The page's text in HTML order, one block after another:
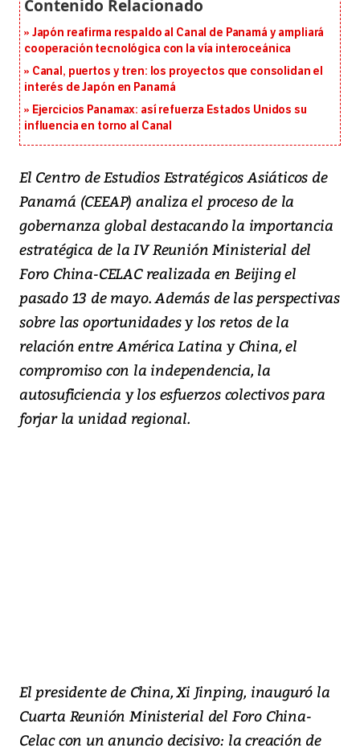
Japón reafirma respaldo al Canal de Panamá y ampliará
cooperación tecnológica con la vía interoceánica
Canal, puertos y tren: los proyectos que consolidan el
interés de Japón en Panamá
Ejercicios Panamax: así refuerza Estados Unidos su
influencia en torno al Canal
El Centro de Estudios Estratégicos Asiáticos de
Panamá (CEEAP) analiza el proceso de la
gobernanza global destacando la importancia
estratégica de la IV Reunión Ministerial del
Foro China-CELAC realizada en Beijing el
pasado 13 de mayo. Además de las perspectivas
sobre las oportunidades y los retos de la
relación entre América Latina y China, el
compromiso con la independencia, la
autosuficiencia y los esfuerzos colectivos para
forjar la unidad regional.
El presidente de China, Xi Jinping, inauguró la
Cuarta Reunión Ministerial del Foro China-
Celac con un anuncio decisivo: la creación de